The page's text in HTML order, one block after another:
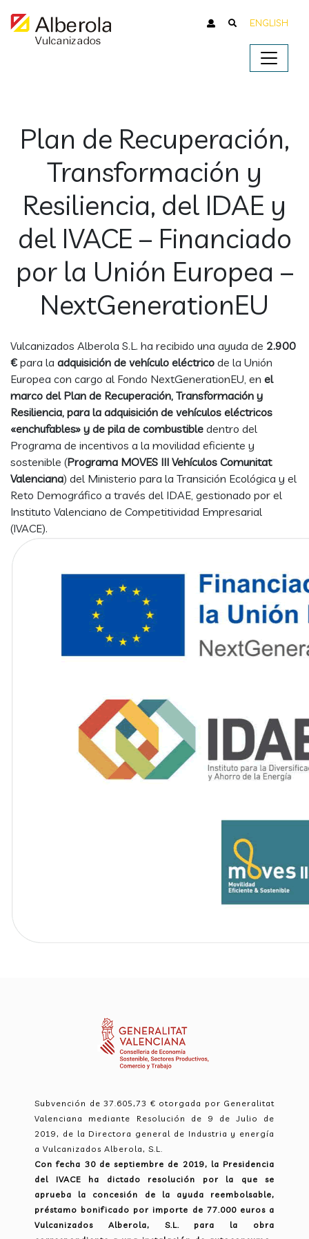
ENGLISH
Plan de Recuperación,
Transformación y
Resiliencia, del IDAE y
del IVACE – Financiado
por la Unión Europea –
NextGenerationEU
Vulcanizados Alberola S.L. ha recibido una ayuda de 2.900
€para la adquisición de vehículo eléctrico de la Unión
Europea con cargo al Fondo NextGenerationEU, en el
marco del Plan de Recuperación, Transformación y
Resiliencia, para la adquisición de vehículos eléctricos
«enchufables» y de pila de combustible dentro del
Programa de incentivos a la movilidad eficiente y
sostenible (Programa MOVES III Vehículos Comunitat
Valenciana) del Ministerio para la Transición Ecológica y el
Reto Demográfico a través del IDAE, gestionado por el
Instituto Valenciano de Competitividad Empresarial
(IVACE).
Subvención de 37.605,73 € otorgada por Generalitat
Valenciana mediante Resolución de 9 de Julio de
2019, de la Directora general de Industria y energía
a Vulcanizados Alberola, S.L.
Con fecha 30 de septiembre de 2019, la Presidencia
del IVACE ha dictado resolución por la que se
aprueba la concesión de la ayuda reembolsable,
préstamo bonificado por importe de 77.000 euros a
Vulcanizados Alberola, S.L. para la obra